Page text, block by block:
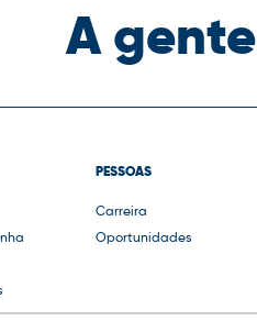
A
PESSOAS
Carreira
Oportunidades